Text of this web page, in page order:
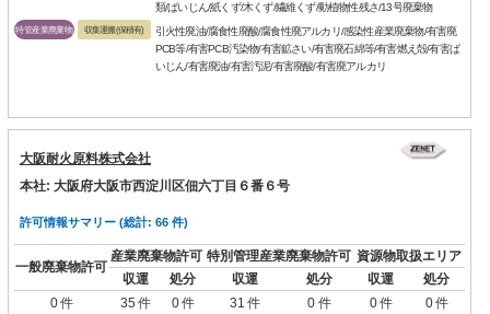
類/ばいじん/紙くず/木くず/繊維くず/動植物性残さ/13号廃棄物
特管産業廃棄物 収集運搬(保積有)
引火性廃油/腐食性廃酸/腐食性廃アルカリ/感染性産業廃棄物/有害廃
PCB等/有害PCB汚染物/有害鉱さい/有害廃石綿等/有害燃え殻/有害ば
いじん/有害廃油/有害汚泥/有害廃酸/有害廃アルカリ
大阪耐火原料株式会社
本社: 大阪府大阪市西淀川区佃六丁目６番６号
許可情報サマリー (総計: 66 件)
一般廃棄物許可
産業廃棄物許可 特別管理産業廃棄物許可 資源物取扱エリア
収運
処分 収運 処分 収運
処分
0 件
35 件 0 件 31 件 0 件 0 件 0 件